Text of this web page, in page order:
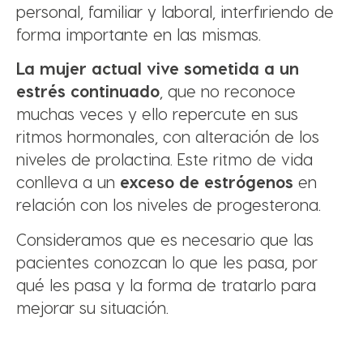
personal, familiar y laboral, interfiriendo de
forma importante en las mismas.
La mujer actual vive sometida a un
estrés continuado , que no reconoce
muchas veces y ello repercute en sus
ritmos hormonales, con alteración de los
niveles de prolactina. Este ritmo de vida
conlleva a un exceso de estrógenos en
relación con los niveles de progesterona.
Consideramos que es necesario que las
pacientes conozcan lo que les pasa, por
qué les pasa y la forma de tratarlo para
mejorar su situación.